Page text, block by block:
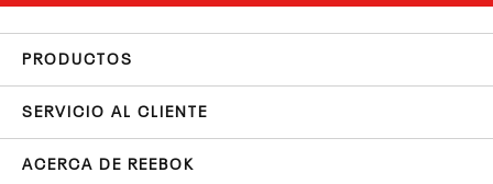
PRODUCTOS
SERVICIO AL CLIENTE
ACERCA DE REEBOK